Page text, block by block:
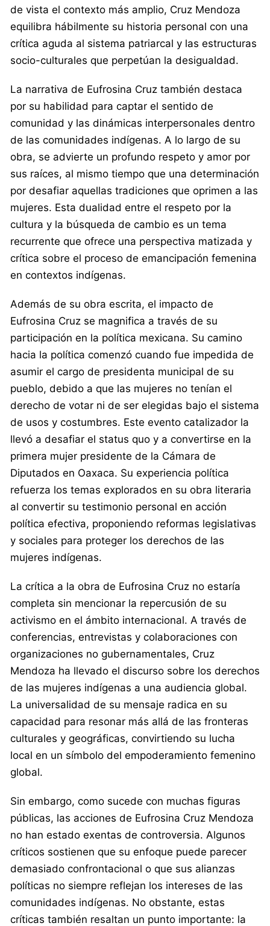
de vista el contexto más amplio, Cruz Mendoza
equilibra hábilmente su historia personal con una
crítica aguda al sistema patriarcal y las estructuras
socio-culturales que perpetúan la desigualdad.
La narrativa de Eufrosina Cruz también destaca
por su habilidad para captar el sentido de
comunidad y las dinámicas interpersonales dentro
de las comunidades indígenas. A lo largo de su
obra, se advierte un profundo respeto y amor por
sus raíces, al mismo tiempo que una determinación
por desafiar aquellas tradiciones que oprimen a las
mujeres. Esta dualidad entre el respeto por la
cultura y la búsqueda de cambio es un tema
recurrente que ofrece una perspectiva matizada y
crítica sobre el proceso de emancipación femenina
en contextos indígenas.
Además de su obra escrita, el impacto de
Eufrosina Cruz se magnifica a través de su
participación en la política mexicana. Su camino
hacia la política comenzó cuando fue impedida de
asumir el cargo de presidenta municipal de su
pueblo, debido a que las mujeres no tenían el
derecho de votar ni de ser elegidas bajo el sistema
de usos y costumbres. Este evento catalizador la
llevó a desafiar el status quo y a convertirse en la
primera mujer presidente de la Cámara de
Diputados en Oaxaca. Su experiencia política
refuerza los temas explorados en su obra literaria
al convertir su testimonio personal en acción
política efectiva, proponiendo reformas legislativas
y sociales para proteger los derechos de las
mujeres indígenas.
La crítica a la obra de Eufrosina Cruz no estaría
completa sin mencionar la repercusión de su
activismo en el ámbito internacional. A través de
conferencias, entrevistas y colaboraciones con
organizaciones no gubernamentales, Cruz
Mendoza ha llevado el discurso sobre los derechos
de las mujeres indígenas a una audiencia global.
La universalidad de su mensaje radica en su
capacidad para resonar más allá de las fronteras
culturales y geográficas, convirtiendo su lucha
local en un símbolo del empoderamiento femenino
global.
Sin embargo, como sucede con muchas figuras
públicas, las acciones de Eufrosina Cruz Mendoza
no han estado exentas de controversia. Algunos
críticos sostienen que su enfoque puede parecer
demasiado confrontacional o que sus alianzas
políticas no siempre reflejan los intereses de las
comunidades indígenas. No obstante, estas
críticas también resaltan un punto importante: la